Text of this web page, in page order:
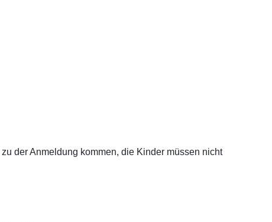
der Anmeldung kommen, die Kinder müssen nicht